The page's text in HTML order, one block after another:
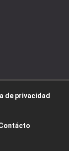
de privacidad